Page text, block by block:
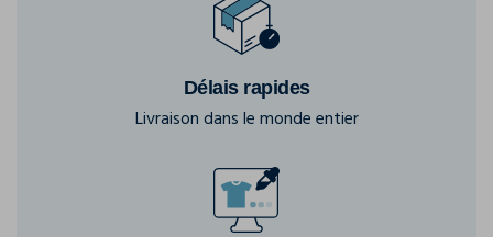
Délais rapides
Livraison dans le monde entier